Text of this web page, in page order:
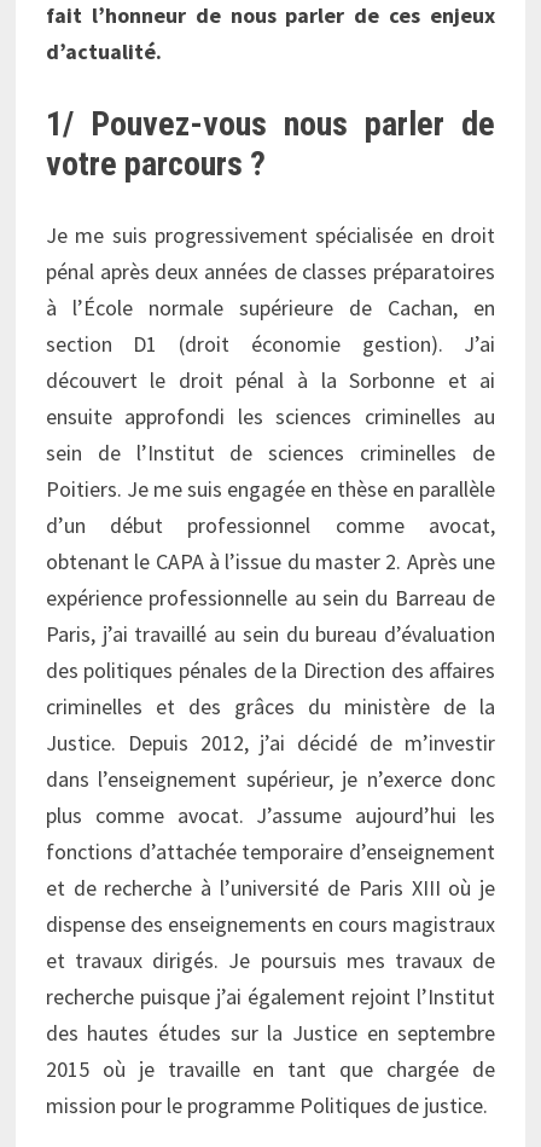
fait l’honneur de nous parler de ces enjeux
d’actualité.
1/ Pouvez-vous nous parler de
votre parcours ?
Je me suis progressivement spécialisée en droit
pénal après deux années de classes préparatoires
à l’École normale supérieure de Cachan, en
section D1 (droit économie gestion). J’ai
découvert le droit pénal à la Sorbonne et ai
ensuite approfondi les sciences criminelles au
sein de l’Institut de sciences criminelles de
Poitiers. Je me suis engagée en thèse en parallèle
d’un début professionnel comme avocat,
obtenant le CAPA à l’issue du master 2. Après une
expérience professionnelle au sein du Barreau de
Paris, j’ai travaillé au sein du bureau d’évaluation
des politiques pénales de la Direction des affaires
criminelles et des grâces du ministère de la
Justice. Depuis 2012, j’ai décidé de m’investir
dans l’enseignement supérieur, je n’exerce donc
plus comme avocat. J’assume aujourd’hui les
fonctions d’attachée temporaire d’enseignement
et de recherche à l’université de Paris XIII où je
dispense des enseignements en cours magistraux
et travaux dirigés. Je poursuis mes travaux de
recherche puisque j’ai également rejoint l’Institut
des hautes études sur la Justice en septembre
2015 où je travaille en tant que chargée de
mission pour le programme Politiques de justice.